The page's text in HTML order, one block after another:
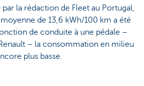
par la rédaction de Fleet au Portugal,
de 13,6 kWh/100 km a été
de conduite à une pédale –
– la consommation en milieu
plus basse.